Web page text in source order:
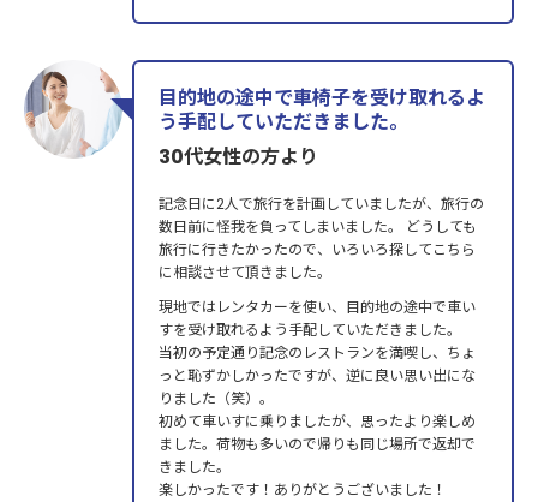
目的地の途中で車椅子を受け取れるよ
う手配していただきました。
30代女性の方より
記念日に2人で旅行を計画していましたが、旅行の
数日前に怪我を負ってしまいました。 どうしても
旅行に行きたかったので、いろいろ探してこちら
に相談させて頂きました。
現地ではレンタカーを使い、目的地の途中で車い
すを受け取れるよう手配していただきました。
当初の予定通り記念のレストランを満喫し、ちょ
っと恥ずかしかったですが、逆に良い思い出にな
りました（笑）。
初めて車いすに乗りましたが、思ったより楽しめ
ました。荷物も多いので帰りも同じ場所で返却で
きました。
楽しかったです！ありがとうございました！